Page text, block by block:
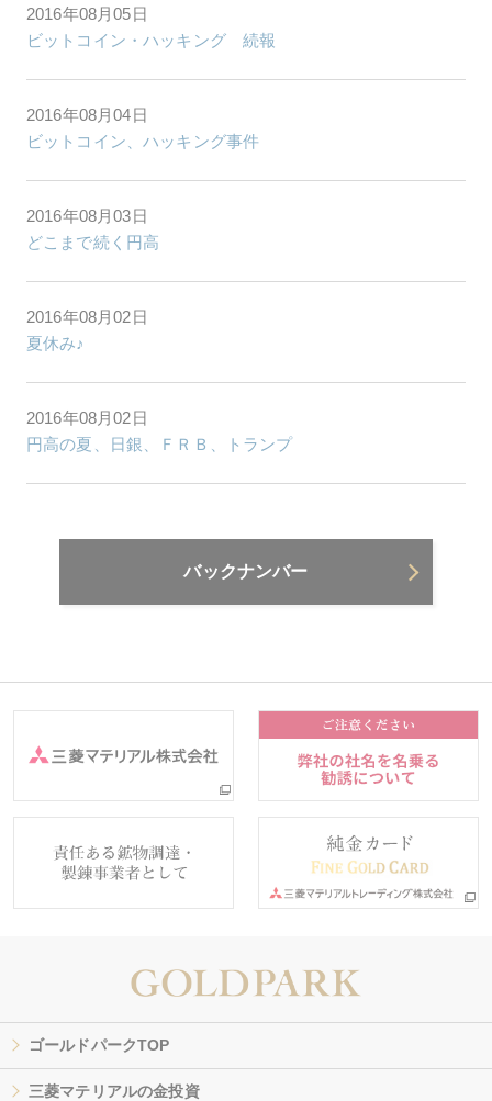
2016年08月05日
ビットコイン・ハッキング 続報
2016年08月04日
ビットコイン、ハッキング事件
2016年08月03日
どこまで続く円高
2016年08月02日
夏休み♪
2016年08月02日
円高の夏、日銀、ＦＲＢ、トランプ
バックナンバー
ゴールドパークTOP
三菱マテリアルの金投資